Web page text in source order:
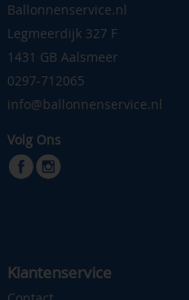
Ballonnenservice.nl
Legmeerdijk 327 F
1431 GB Aalsmeer
0297-712065
info@ballonnenservice.nl
Volg Ons
Klantenservice